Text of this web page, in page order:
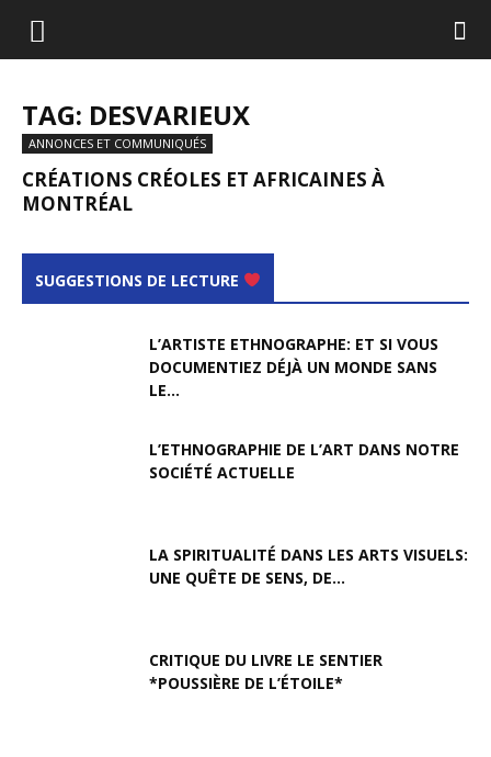
TAG: DESVARIEUX
ANNONCES ET COMMUNIQUÉS
CRÉATIONS CRÉOLES ET AFRICAINES À
MONTRÉAL
SUGGESTIONS DE LECTURE
L’ARTISTE ETHNOGRAPHE: ET SI VOUS
DOCUMENTIEZ DÉJÀ UN MONDE SANS
LE...
L’ETHNOGRAPHIE DE L’ART DANS NOTRE
SOCIÉTÉ ACTUELLE
LA SPIRITUALITÉ DANS LES ARTS VISUELS:
UNE QUÊTE DE SENS, DE...
CRITIQUE DU LIVRE LE SENTIER
*POUSSIÈRE DE L’ÉTOILE*